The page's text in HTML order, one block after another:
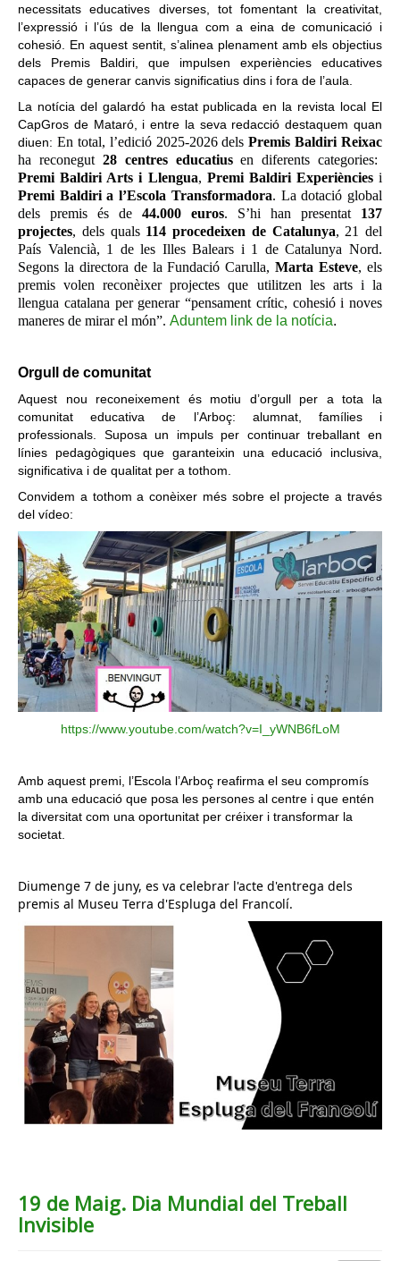
necessitats educatives diverses, tot fomentant la creativitat,
l’expressió i l’ús de la llengua com a eina de comunicació i
cohesió. En aquest sentit, s’alinea plenament amb els objectius
dels Premis Baldiri, que impulsen experiències educatives
capaces de generar canvis significatius dins i fora de l’aula.
La notícia del galardó ha estat publicada en la revista local El
CapGros de Mataró, i entre la seva redacció destaquem quan
diuen: En total, l’edició 2025-2026 delsPremis Baldiri Reixac
ha reconegut 28 centres educatiusen diferents categories:
Premi Baldiri Arts i Llengua, Premi Baldiri Experiènciesi
Premi Baldiri a l’Escola Transformadora. La dotació global
dels premis és de 44.000 euros. S’hi han presentat 137
projectes, dels quals 114 procedeixen de Catalunya, 21 del
País Valencià, 1 de les Illes Balears i 1 de Catalunya Nord.
Segons la directora de la Fundació Carulla,Marta Esteve, els
premis volen reconèixer projectes que utilitzen les arts i la
llengua catalana per generar “pensament crític, cohesió i noves
maneres de mirar el món”. Aduntem link de la notícia.
Orgull de comunitat
Aquest nou reconeixement és motiu d’orgull per a tota la
comunitat educativa de l’Arboç: alumnat, famílies i
professionals. Suposa un impuls per continuar treballant en
línies pedagògiques que garanteixin una educació inclusiva,
significativa i de qualitat per a tothom.
Convidem a tothom a conèixer més sobre el projecte a través
del vídeo:
https://www.youtube.com/watch?v=I_yWNB6fLoM
Amb aquest premi, l’Escola l’Arboç reafirma el seu compromís
amb una educació que posa les persones al centre i que entén
la diversitat com una oportunitat per créixer i transformar la
societat.
Diumenge 7 de juny, es va celebrar l'acte d'entrega dels
premis al Museu Terra d'Espluga del Francolí.
19 de Maig. Dia Mundial del Treball
Invisible